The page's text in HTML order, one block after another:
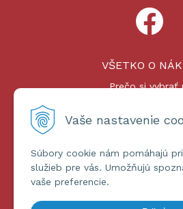
Vaše nastavenie
Súbory cookie nám pomáhajú
služieb pre vás. Umožňujú
vaše preferencie.
VŠETKO O
Prečo si vybrať
Platby a
ĎALŠIE
Obchodné